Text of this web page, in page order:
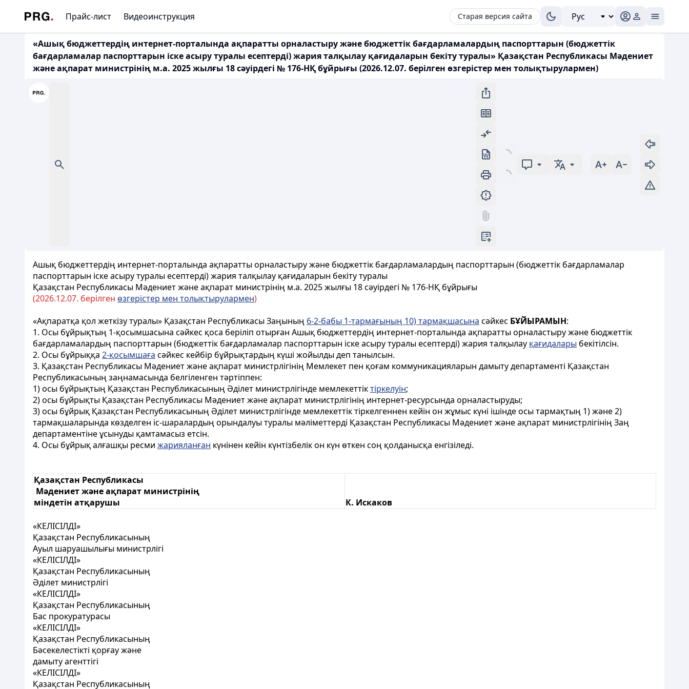
Прайс-лист Видеоинструкция Старая версия сайта
«Ашық бюджеттердің интернет-порталында ақпаратты орналастыру және бюджеттік бағдарламалардың паспорттарын (бюджеттік
бағдарламалар паспорттарын іске асыру туралы есептерді) жария талқылау қағидаларын бекіту туралы» Қазақстан Республикасы Мәдениет
және ақпарат министрінің м.а. 2025 жылғы 18 сәуірдегі № 176-НҚ бұйрығы (2026.12.07. берілген өзгерістер мен толықтырулармен)
Ашық бюджеттердің интернет-порталында ақпаратты орналастыру және бюджеттік бағдарламалардың паспорттарын (бюджеттік бағдарламалар
паспорттарын іске асыру туралы есептерді) жария талқылау қағидаларын бекіту туралы
Қазақстан Республикасы Мәдениет және ақпарат министрінің м.а. 2025 жылғы 18 сәуірдегі № 176-НҚ бұйрығы
(2026.12.07. берілген өзгерістер мен толықтырулармен)
«Ақпаратқа қол жеткізу туралы» Қазақстан Республикасы Заңының 6-2-бабы 1-тармағының 10) тармақшасына сәйкес БҰЙЫРАМЫН:
1. Осы бұйрықтың 1-қосымшасына сәйкес қоса беріліп отырған Ашық бюджеттердің интернет-порталында ақпаратты орналастыру және бюджеттік
бағдарламалардың паспорттарын (бюджеттік бағдарламалар паспорттарын іске асыру туралы есептерді) жария талқылау қағидалары бекітілсін.
2. Осы бұйрыққа 2-қосымшаға сәйкес кейбір бұйрықтардың күші жойылды деп танылсын.
3. Қазақстан Республикасы Мәдениет және ақпарат министрлігінің Мемлекет пен қоғам коммуникацияларын дамыту департаменті Қазақстан
Республикасының заңнамасында белгіленген тәртіппен:
1) осы бұйрықтың Қазақстан Республикасының Әділет министрлігінде мемлекеттіктіркелуін;
2) осы бұйрықты Қазақстан Республикасы Мәдениет және ақпарат министрлігінің интернет-ресурсында орналастыруды;
3) осы бұйрық Қазақстан Республикасының Әділет министрлігінде мемлекеттік тіркелгеннен кейін он жұмыс күні ішінде осы тармақтың 1) және 2)
тармақшаларында көзделген іс-шаралардың орындалуы туралы мәліметтерді Қазақстан Республикасы Мәдениет және ақпарат министрлігінің Заң
департаментіне ұсынуды қамтамасыз етсін.
4. Осы бұйрық алғашқы ресми жарияланған күнінен кейін күнтізбелік он күн өткен соң қолданысқа енгізіледі.
Қазақстан Республикасы
Мәдениет және ақпарат министрінің
міндетін атқарушы
К. Искаков
«КЕЛІСІЛДІ»
Қазақстан Республикасының
Ауыл шаруашылығы министрлігі
«КЕЛІСІЛДІ»
Қазақстан Республикасының
Әділет министрлігі
«КЕЛІСІЛДІ»
Қазақстан Республикасының
Бас прокуратурасы
«КЕЛІСІЛДІ»
Қазақстан Республикасының
Бәсекелестікті қорғау және
дамыту агенттігі
«КЕЛІСІЛДІ»
Қазақстан Республикасының